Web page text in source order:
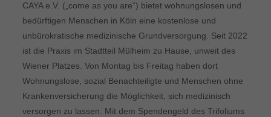
CAYA e.V. („come as you are“) bietet wohnungslosen und
bedürftigen Menschen in Köln eine kostenlose und
unbürokratische medizinische Grundversorgung. Seit 2022
ist die Praxis im Stadtteil Mülheim zu Hause, unweit des
Wiener Platzes. Von Montag bis Freitag haben dort
Wohnungslose, sozial Benachteiligte und Menschen ohne
Krankenversicherung die Möglichkeit, sich medizinisch
versorgen zu lassen. Mit dem Spendengeld des Trifoliums